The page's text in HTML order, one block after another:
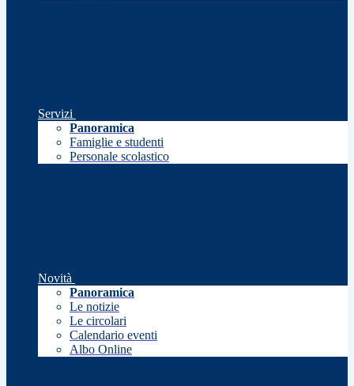
Servizi
Panoramica
Famiglie e studenti
Personale scolastico
Novità
Panoramica
Le notizie
Le circolari
Calendario eventi
Albo Online